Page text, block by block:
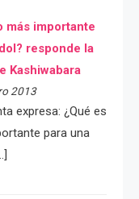
más importante
responde la
Kashiwabara
2013
expresa: ¿Qué es
para una